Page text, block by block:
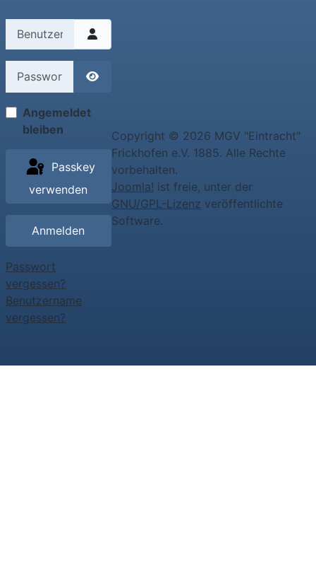
Benutzername
Angemeldet
bleiben
verwenden
Anmelden
Passwort
vergessen?
Benutzername
vergessen?
Copyright © 2026 MGV "Eintracht"
Frickhofen e.V. 1885. Alle Rechte
vorbehalten.
Joomla! ist freie, unter der
GNU/GPL-Lizenz veröffentlichte
Software.